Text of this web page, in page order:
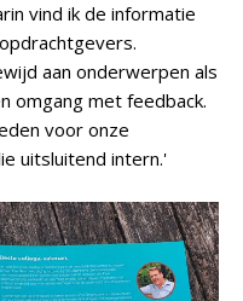
vind ik de informatie
aan onderwerpen als
omgang met feedback.
voor onze
uitsluitend intern.'